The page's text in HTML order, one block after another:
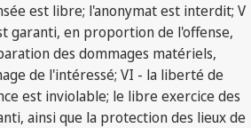
est libre; l'anonymat est interdit; V
garanti, en proportion de l'offense,
des dommages matériels,
de l'intéressé; VI - la liberté de
est inviolable; le libre exercice des
ainsi que la protection des lieux de